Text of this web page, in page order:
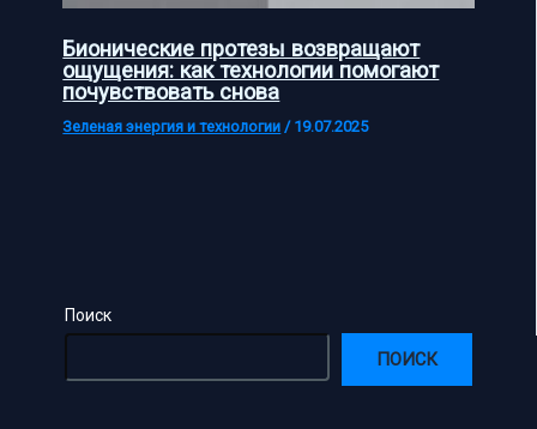
Бионические протезы возвращают
ощущения: как технологии помогают
почувствовать снова
Зеленая энергия и технологии / 19.07.2025
Поиск
ПОИСК